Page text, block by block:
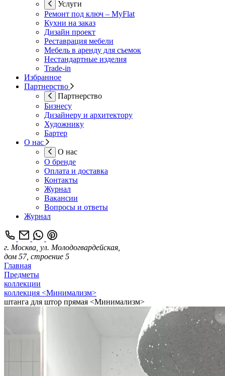
Услуги
Ремонт под ключ – MyFlat
Кухни на заказ
Дизайн проект
Реставрация мебели
Мебель в аренду для съемок
Нестандартные изделия
Trade-in
Избранное
Партнерство
Партнерство
Бизнесу
Дизайнеру и архитектору
Художнику
Бартер
О нас
О нас
О бренде
Оплата и доставка
Контакты
Журнал
Вакансии
Вопросы и ответы
Журнал
г. Москва, ул. Молодогвардейская,
дом 57, строение 5
Главная
Предметы
коллекции
коллекция <Минимализм>
штанга для штор прямая <Минимализм>